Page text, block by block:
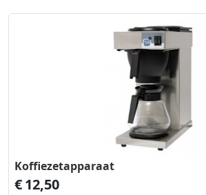
Koffiezetapparaat
€12,50